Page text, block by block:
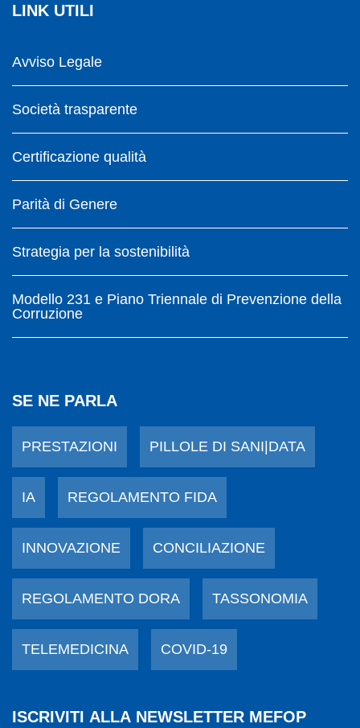
LINK UTILI
Avviso Legale
Società trasparente
Certificazione qualità
Parità di Genere
Strategia per la sostenibilità
Modello 231 e Piano Triennale di Prevenzione della
Corruzione
SE NE PARLA
PRESTAZIONI PILLOLE DI SANI|DATA
IA REGOLAMENTO FIDA
INNOVAZIONE CONCILIAZIONE
REGOLAMENTO DORA TASSONOMIA
TELEMEDICINA COVID-19
ISCRIVITI ALLA NEWSLETTER MEFOP